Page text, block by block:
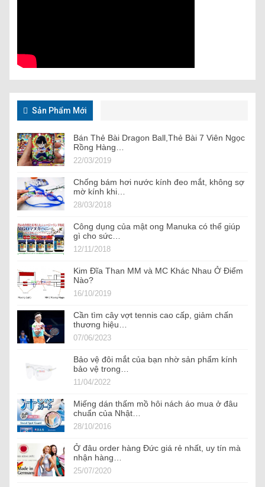
Sản Phẩm Mới
Bán Thẻ Bài Dragon Ball,Thẻ Bài 7 Viên Ngọc
Rồng Hàng…
22/03/2019
Chống bám hơi nước kính đeo mắt, không sợ
mờ kính khi…
28/03/2018
Công dụng của mật ong Manuka có thể giúp
gì cho sức…
12/11/2018
Kim Đĩa Than MM và MC Khác Nhau Ở Điểm
Nào?
16/10/2019
Cần tìm cây vợt tennis cao cấp, giảm chấn
thương hiệu…
07/06/2023
Bảo vệ đôi mắt của bạn nhờ sản phẩm kính
bảo vệ trong…
11/04/2022
Miếng dán thấm mồ hôi nách áo mua ở đâu
chuẩn của Nhật…
28/10/2016
Ở đâu order hàng Đức giá rẻ nhất, uy tín mà
nhận hàng…
25/07/2020